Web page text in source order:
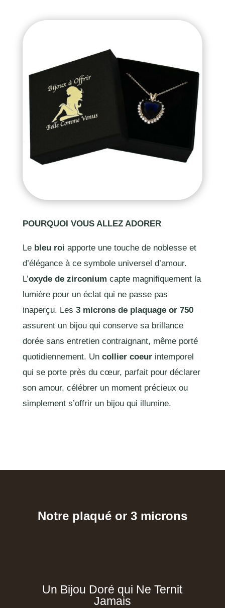
POURQUOI VOUS ALLEZ ADORER
Le bleu roi apporte une touche de noblesse et
d’élégance à ce symbole universel d’amour.
L’oxyde de zirconium capte magnifiquement la
lumière pour un éclat qui ne passe pas
inaperçu. Les 3 microns de plaquage or 750
assurent un bijou qui conserve sa brillance
dorée sans entretien contraignant, même porté
quotidiennement. Un collier coeurintemporel
qui se porte près du cœur, parfait pour déclarer
son amour, célébrer un moment précieux ou
simplement s’offrir un bijou qui illumine.
Notre plaqué or 3 microns
Un Bijou Doré qui Ne Ternit
Jamais